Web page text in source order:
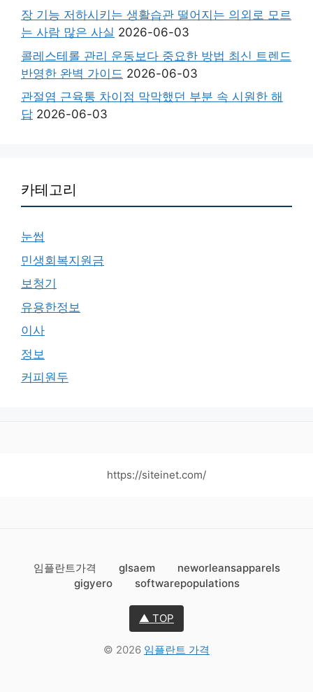
장 기능 저하시키는 생활습관 떨어지는 의외로 모르
는 사람 많은 사실 2026-06-03
콜레스테롤 관리 운동보다 중요한 방법 최신 트렌드
반영한 완벽 가이드 2026-06-03
관절염 근육통 차이점 막막했던 부분 속 시원한 해
답 2026-06-03
카테고리
눈썹
민생회복지원금
보청기
유용한정보
이사
정보
커피원두
https://siteinet.com/
임플란트가격 glsaem
neworleansapparels
gigyero
softwarepopulations
▲ TOP
© 2026 임플란트 가격